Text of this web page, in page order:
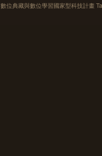
數位典藏與數位學習國家型科技計畫